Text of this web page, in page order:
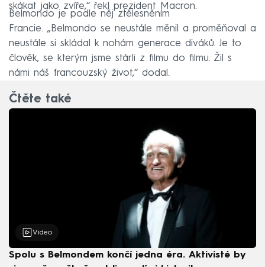
skákat jako zvíře,“ řekl prezident Macron.
Belmondo je podle něj ztělesněním
Francie. „Belmondo se neustále měnil a proměňoval a
neustále si skládal k nohám generace diváků. Je to
člověk, se kterým jsme stárli z filmu do filmu. Žil s
námi náš francouzský život,“ dodal.
Čtěte také
Video
Spolu s Belmondem končí jedna éra. Aktivisté by